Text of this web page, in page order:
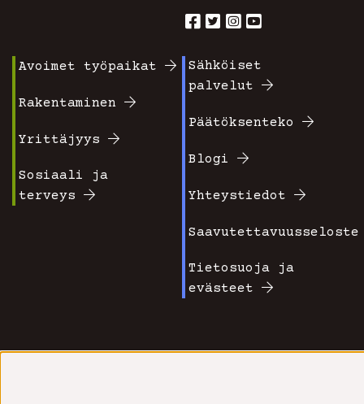
valikko
1
Avoimet työpaikat
Rakentaminen
Yrittäjyys
Sosiaali ja
terveys
Footer
2
Sähköiset
palvelut
Päätöksenteko
Blogi
Yhteystiedot
Saavutettavuusseloste
Tietosuoja ja
evästeet